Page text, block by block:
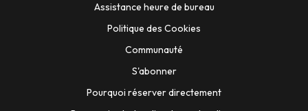
Assistance heure de bureau
Politique des Cookies
Communauté
S'abonner
Pourquoi réserver directement